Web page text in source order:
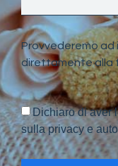
Provvederemo ad
direttamente alla
Dichiaro di aver
sulla privacy e